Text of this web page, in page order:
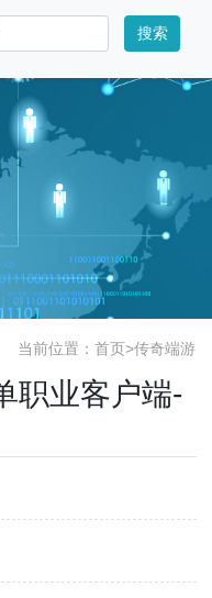
搜索
当前位置： 首页>传奇端游
职业客户端-